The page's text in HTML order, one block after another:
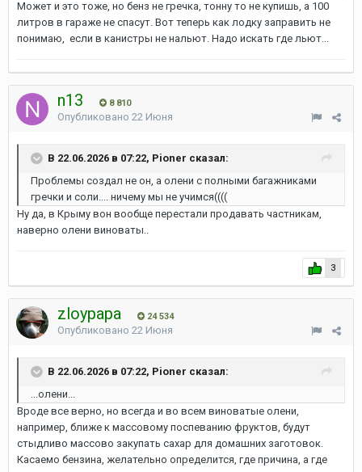
Может и это тоже, но бенз не гречка, тонну то не купишь, а 100
литров в гараже не спасут. Вот теперь как лодку заправить не
понимаю, если в канистры не нальют. Надо искать где льют...
n13 8 810
Опубликовано 22 Июня
В 22.06.2026 в 07:22, Pioner сказал:
Проблемы создал не он, а олени с полными багажниками
гречки и соли.... ничему мы не учимся((((
Ну да, в Крыму вон вообще перестали продавать частникам,
наверно олени виноваты..
3
zloypapa 24 534
Опубликовано 22 Июня
В 22.06.2026 в 07:22, Pioner сказал:
...олени...
Вроде все верно, но всегда и во всем виноватые олени,
например, ближе к массовому поспеванию фруктов, будут
стыдливо массово закупать сахар для домашних заготовок.
Касаемо бензина, желательно определится, где причина, а где